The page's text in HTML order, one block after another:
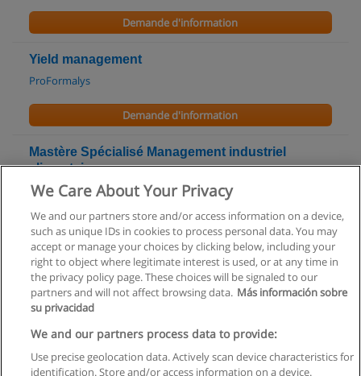
Demande d'information
Yield management
ProFormalys
Demande d'information
Mastère Spécialisé Management industriel
alimentaire
AgroParisTech - Institut des sciences et industries du vivant et
Demande d'information
Règles d'utilisation
Confidentialité des données
We Care About Your Privacy
We and our partners store and/or access information on a device,
such as unique IDs in cookies to process personal data. You may
accept or manage your choices by clicking below, including your
right to object where legitimate interest is used, or at any time in
the privacy policy page. These choices will be signaled to our
partners and will not affect browsing data. Más información sobre
su privacidad
We and our partners process data to provide:
Use precise geolocation data. Actively scan device characteristics for
identification. Store and/or access information on a device.